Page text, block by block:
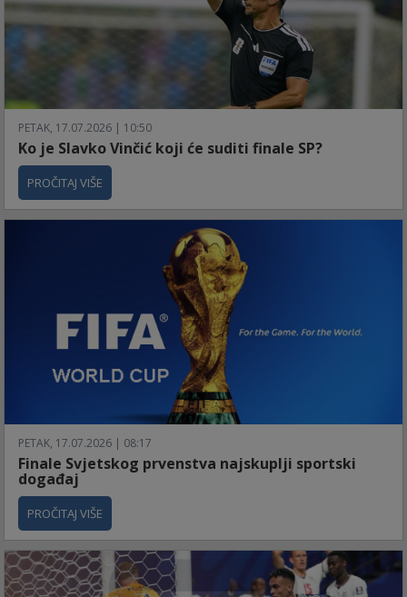
PETAK, 17.07.2026 | 10:50
Ko je Slavko Vinčić koji će suditi finale SP?
PROČITAJ VIŠE
PETAK, 17.07.2026 | 08:17
Finale Svjetskog prvenstva najskuplji sportski
događaj
PROČITAJ VIŠE